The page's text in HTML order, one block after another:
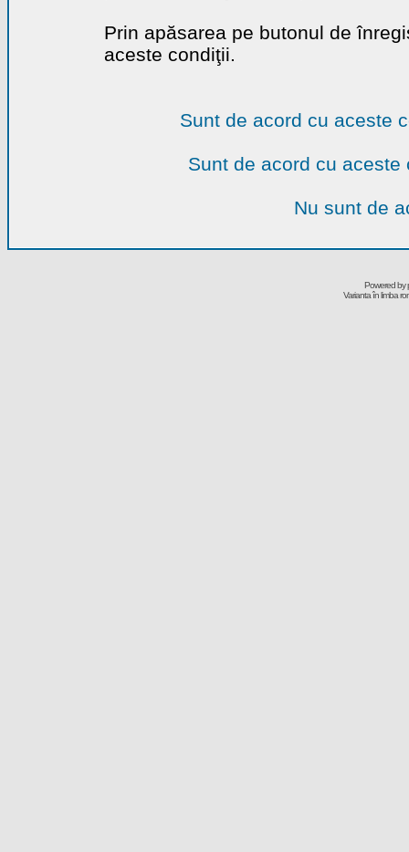
Prin apăsarea pe butonul de
aceste condiţii.
Sunt de acord cu aceste
Sunt de acord cu
Nu sunt de
Powered by
Varianta în limba